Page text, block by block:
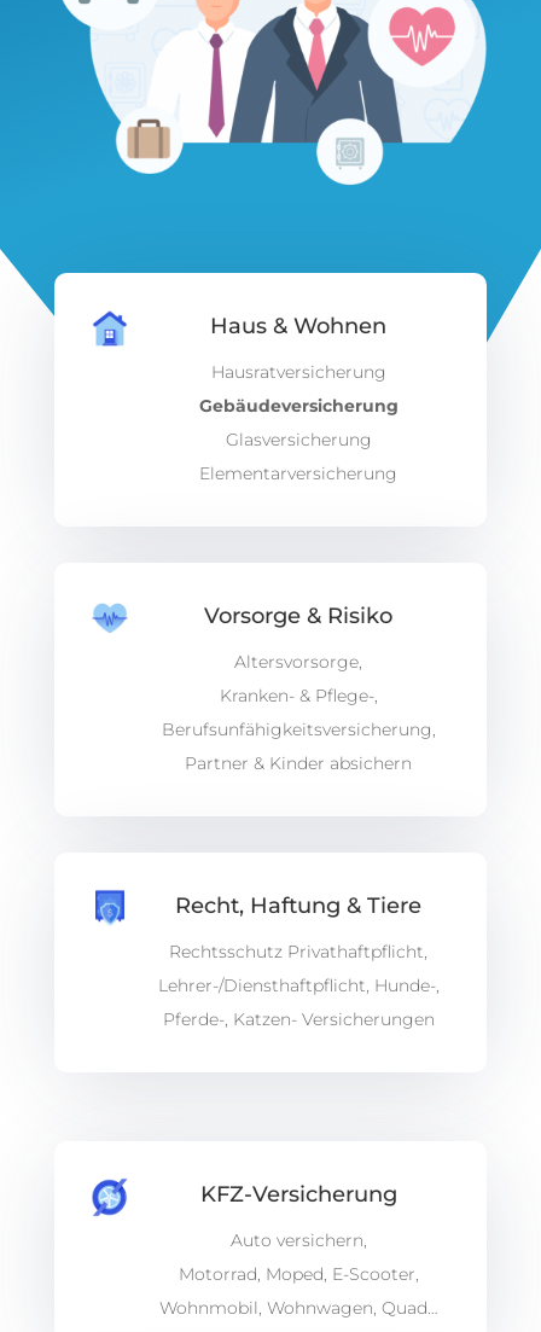
Haus & Wohnen
Hausratversicherung
Gebäudeversicherung
Glasversicherung
Elementarversicherung
Vorsorge & Risiko
Altersvorsorge,
Kranken- & Pflege-,
Berufsunfähigkeitsversicherung,
Partner & Kinder absichern
Recht, Haftung & Tiere
Rechtsschutz Privathaftpflicht,
Lehrer-/Diensthaftpflicht, Hunde-,
Pferde-, Katzen- Versicherungen
KFZ-Versicherung
Auto versichern,
Motorrad, Moped, E-Scooter,
Wohnmobil, Wohnwagen, Quad…